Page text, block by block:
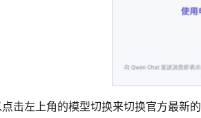
击左上角的模型切换来切换官方最新